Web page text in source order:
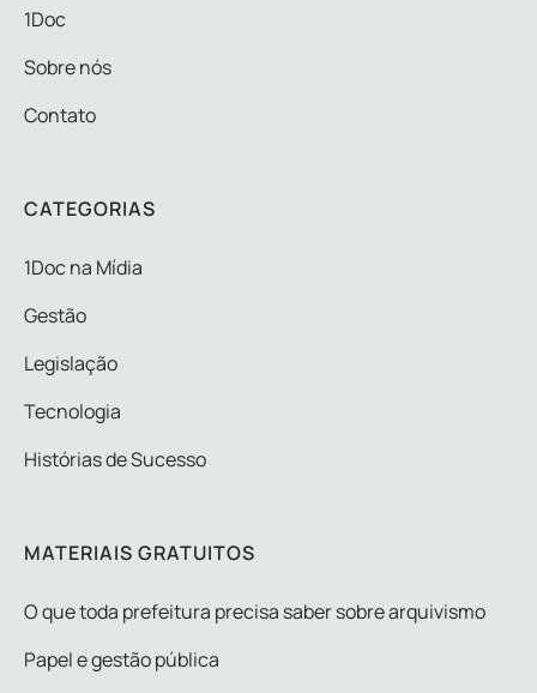
1Doc
Sobre nós
Contato
CATEGORIAS
1Doc na Mídia
Gestão
Legislação
Tecnologia
Histórias de Sucesso
MATERIAIS GRATUITOS
O que toda prefeitura precisa saber sobre arquivismo
Papel e gestão pública